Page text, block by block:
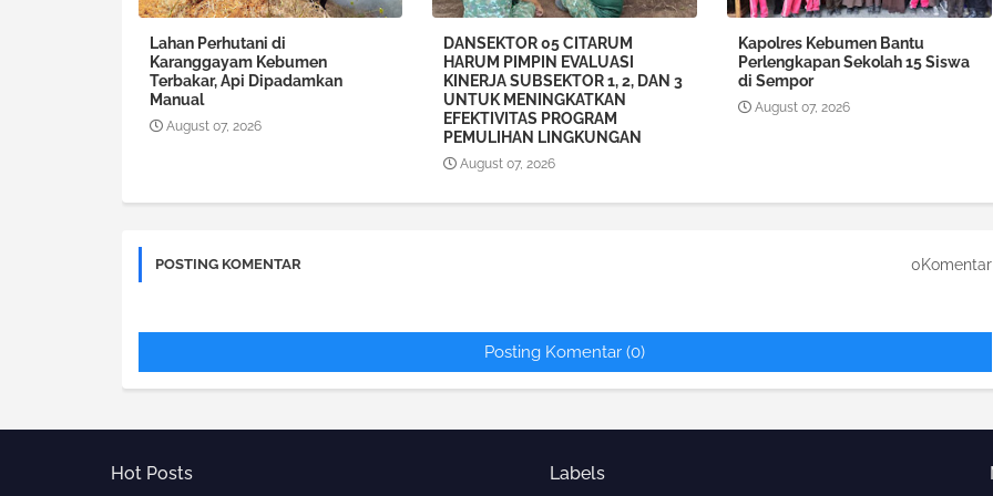
Lahan Perhutani di
Karanggayam Kebumen
Terbakar, Api Dipadamkan
Manual
August 07, 2026
DANSEKTOR 05 CITARUM
HARUM PIMPIN EVALUASI
KINERJA SUBSEKTOR 1, 2, DAN 3
UNTUK MENINGKATKAN
EFEKTIVITAS PROGRAM
PEMULIHAN LINGKUNGAN
August 07, 2026
Kapolres Kebumen Bantu
Perlengkapan Sekolah 15 Siswa
di Sempor
August 07, 2026
POSTING KOMENTAR 0Komentar
Posting Komentar (0)
Hot Posts Labels